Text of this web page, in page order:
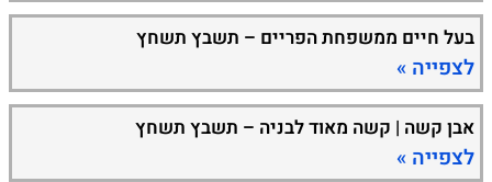
בעל חיים ממשפחת הפריים – תשבץ תשחץ
לצפייה »
אבן קשה | קשה מאוד לבניה – תשבץ תשחץ
לצפייה »